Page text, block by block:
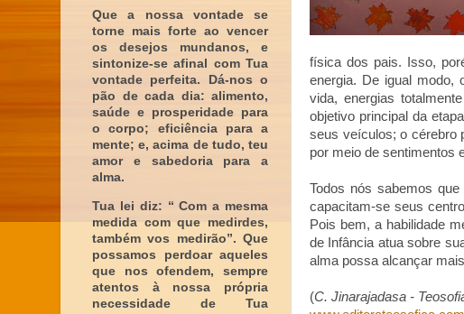
física dos pais. Isso,
energia. De igual modo,
vida, energias
objetivo principal da
seus veículos; o cérebro
por meio de sentimentos
Todos nós sabemos
capacitam-se seus
Pois bem, a habilidade
de Infância atua sobre
alma possa alcançar
(C. Jinarajadasa -
Que a nossa vontade se
torne mais forte ao vencer
os desejos mundanos, e
sintonize-se afinal com Tua
vontade perfeita. Dá-nos o
pão de cada dia: alimento,
saúde e prosperidade para
o corpo; eficiência para a
mente; e, acima de tudo, teu
amor e sabedoria para a
alma.
Tua lei diz: “ Com a mesma
medida com que medirdes,
também vos medirão”. Que
possamos perdoar aqueles
que nos ofendem, sempre
atentos à nossa própria
necessidade de Tua